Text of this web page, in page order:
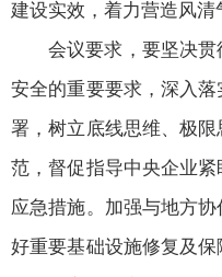
建设实效，着力营造风清
会议要求，要坚决
安全的重要要求，深入
署，树立底线思维、极
范，督促指导中央企业
应急措施。加强与地方
好重要基础设施修复及